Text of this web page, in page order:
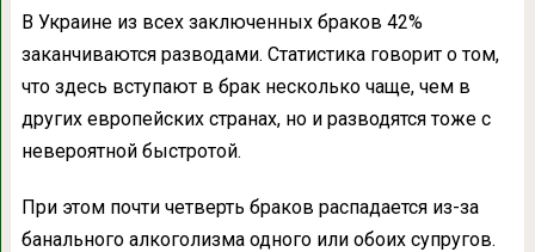
В Украине из всех заключенных браков 42%
заканчиваются разводами. Статистика говорит о том,
что здесь вступают в брак несколько чаще, чем в
других европейских странах, но и разводятся тоже с
невероятной быстротой.
При этом почти четверть браков распадается из-за
банального алкоголизма одного или обоих супругов.